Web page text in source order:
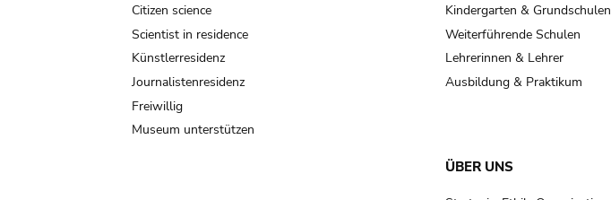
Citizen science
Scientist in residence
Künstlerresidenz
Journalistenresidenz
Freiwillig
Museum unterstützen
Kindergarten & Grundschulen
Weiterführende Schulen
Lehrerinnen & Lehrer
Ausbildung & Praktikum
ÜBER UNS